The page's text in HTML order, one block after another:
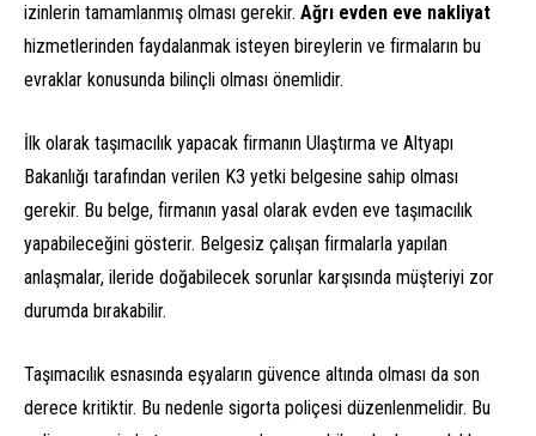
izinlerin tamamlanmış olması gerekir. Ağrı evden eve nakliyat
hizmetlerinden faydalanmak isteyen bireylerin ve firmaların bu
evraklar konusunda bilinçli olması önemlidir.
İlk olarak taşımacılık yapacak firmanın Ulaştırma ve Altyapı
Bakanlığı tarafından verilen K3 yetki belgesine sahip olması
gerekir. Bu belge, firmanın yasal olarak evden eve taşımacılık
yapabileceğini gösterir. Belgesiz çalışan firmalarla yapılan
anlaşmalar, ileride doğabilecek sorunlar karşısında müşteriyi zor
durumda bırakabilir.
Taşımacılık esnasında eşyaların güvence altında olması da son
derece kritiktir. Bu nedenle sigorta poliçesi düzenlenmelidir. Bu